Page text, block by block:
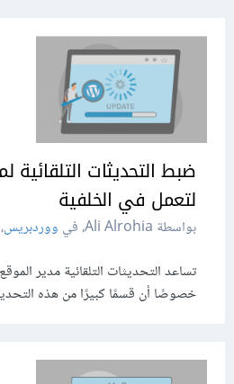
ضبط التحديثات
لتعمل في الخلفية
بواسطة Ali Alrohia، في ووردبريس،
تساعد التحديثات التلقائية مدير
خصوصًا أن قسمًا كبيرًا من هذه